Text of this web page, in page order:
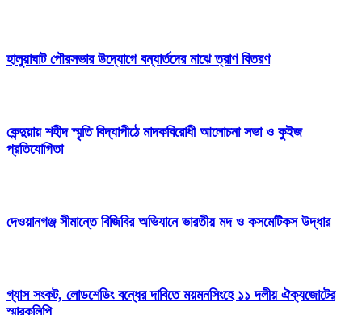
হালুয়াঘাট পৌরসভার উদ্যোগে বন্যার্তদের মাঝে ত্রাণ বিতরণ
কেন্দুয়ায় শহীদ স্মৃতি বিদ্যাপীঠে মাদকবিরোধী আলোচনা সভা ও কুইজ
প্রতিযোগিতা
দেওয়ানগঞ্জ সীমান্তে বিজিবির অভিযানে ভারতীয় মদ ও কসমেটিকস উদ্ধার
গ্যাস সংকট, লোডশেডিং বন্ধের দাবিতে ময়মনসিংহে ১১ দলীয় ঐক্যজোটের
স্মারকলিপি